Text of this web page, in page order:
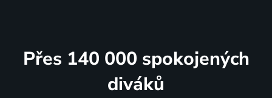
Přes 140 000 spokojených
diváků